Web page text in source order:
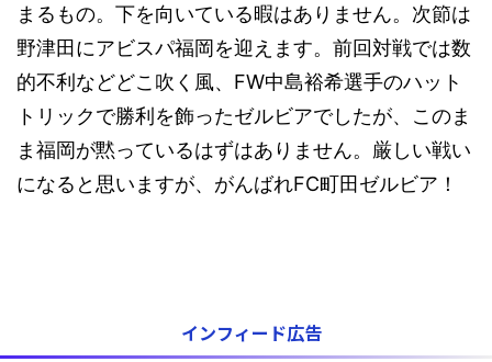
まるもの。下を向いている暇はありません。次節は
野津田にアビスパ福岡を迎えます。前回対戦では数
的不利などどこ吹く風、FW中島裕希選手のハット
トリックで勝利を飾ったゼルビアでしたが、このま
ま福岡が黙っているはずはありません。厳しい戦い
になると思いますが、がんばれFC町田ゼルビア！
インフィード広告